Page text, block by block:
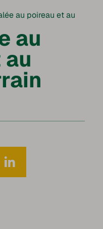
au poireau et au
au